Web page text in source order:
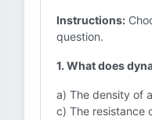
Instructions:
question.
1. What does
a) The density of
c) The resistance